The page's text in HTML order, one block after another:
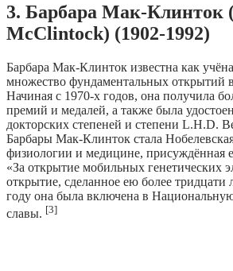
3. Барбара Мак-Клинток
McClintock) (1902-1992)
Барбара Мак-Клинток известна как
множество фундаментальных открытий
Начиная с 1970-х годов, она получила
премий и медалей, а также была
докторских степеней и степени L.H.D.
Барбары Мак-Клинток стала
физиологии и медицине, присуждённая
«За открытие мобильных генетических
открытие, сделанное ею более тридцати
году она была включена в
славы. [3]